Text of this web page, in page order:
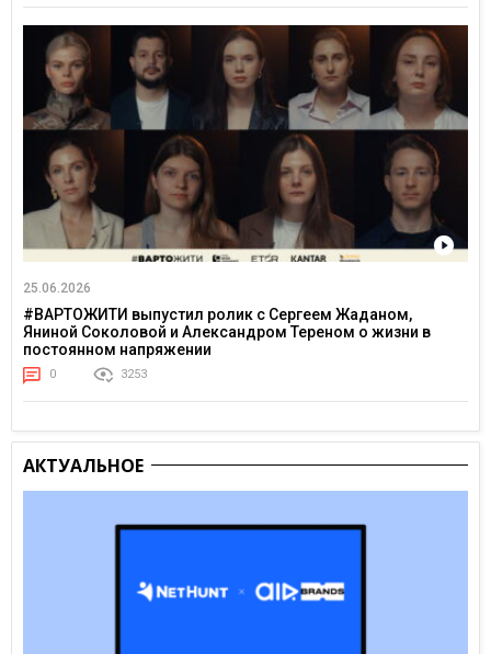
25.06.2026
#ВАРТОЖИТИ выпустил ролик с Сергеем Жаданом,
Яниной Соколовой и Александром Тереном о жизни в
постоянном напряжении
0 3253
АКТУАЛЬНОЕ